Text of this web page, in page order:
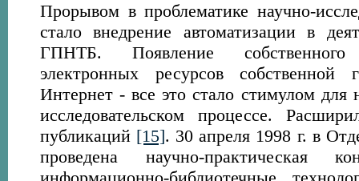
Прорывом в проблематике научно-
стало внедрение автоматизации в
ГПНТБ. Появление
электронных ресурсов собственной
Интернет - все это стало стимулом для
исследовательском процессе.
публикаций [15]. 30 апреля 1998 г. в
проведена научно-практическая